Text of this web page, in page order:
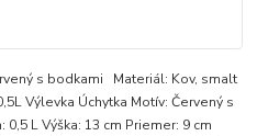
s bodkami Materiál: Kov, smalt
Výlevka Úchytka Motív: Červený s
L Výška: 13 cm Priemer: 9 cm